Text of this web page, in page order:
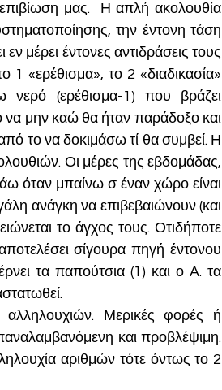
επιβίωση μας.  Η απλή ακολουθία
την έντονη τάση
μέρει έντονες αντιδράσεις τους
1 «ερέθισμα», το 2 «διαδικασία»
(ερέθισμα-1) που βράζει
να μην καώ θα ήταν παράδοξο και
το να δοκιμάσω τί θα συμβεί. Η
Οι μέρες της εβδομάδας,
όταν μπαίνω σ έναν χώρο είναι
ανάγκη να επιβεβαιώνουν (και
το άγχος τους. Οτιδήποτε
σίγουρα πηγή έντονου
τα παπούτσια (1) και ο Α. τα
Μερικές φορές ή
και προβλέψιμη.
αριθμών τότε όντως το 2